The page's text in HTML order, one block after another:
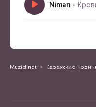
Niman -
Muzid.net Казахские